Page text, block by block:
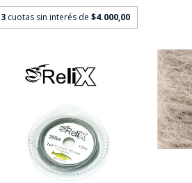
3 cuotas sin interés de$4.000,00